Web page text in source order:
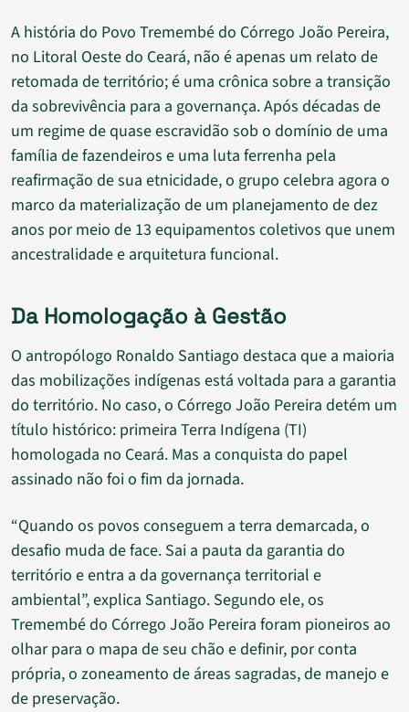
A história do Povo Tremembé do Córrego João Pereira,
no Litoral Oeste do Ceará, não é apenas um relato de
retomada de território; é uma crônica sobre a transição
da sobrevivência para a governança. Após décadas de
um regime de quase escravidão sob o domínio de uma
família de fazendeiros e uma luta ferrenha pela
reafirmação de sua etnicidade, o grupo celebra agora o
marco da materialização de um planejamento de dez
anos por meio de 13 equipamentos coletivos que unem
ancestralidade e arquitetura funcional.
Da Homologação à Gestão
O antropólogo Ronaldo Santiago destaca que a maioria
das mobilizações indígenas está voltada para a garantia
do território. No caso, o Córrego João Pereira detém um
título histórico: primeira Terra Indígena (TI)
homologada no Ceará. Mas a conquista do papel
assinado não foi o fim da jornada.
“Quando os povos conseguem a terra demarcada, o
desafio muda de face. Sai a pauta da garantia do
território e entra a da governança territorial e
ambiental”, explica Santiago. Segundo ele, os
Tremembé do Córrego João Pereira foram pioneiros ao
olhar para o mapa de seu chão e definir, por conta
própria, o zoneamento de áreas sagradas, de manejo e
de preservação.